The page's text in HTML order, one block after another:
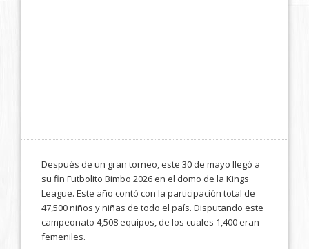
Después de un gran torneo, este 30 de mayo llegó a
su fin Futbolito Bimbo 2026 en el domo de la Kings
League. Este año contó con la participación total de
47,500 niños y niñas de todo el país. Disputando este
campeonato 4,508 equipos, de los cuales 1,400 eran
femeniles.